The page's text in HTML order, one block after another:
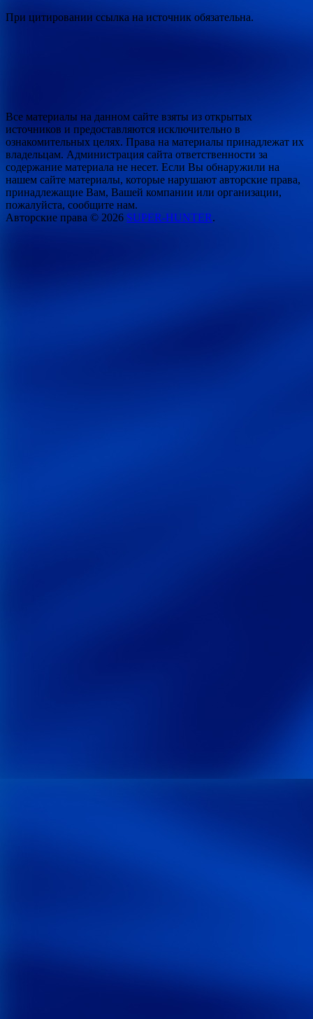
При цитировании ссылка на источник обязательна.
Все материалы на данном сайте взяты из открытых
источников и предоставляются исключительно в
ознакомительных целях. Права на материалы принадлежат их
владельцам. Администрация сайта ответственности за
содержание материала не несет. Если Вы обнаружили на
нашем сайте материалы, которые нарушают авторские права,
принадлежащие Вам, Вашей компании или организации,
пожалуйста, сообщите нам.
Авторские права © 2026 SUPER-HUNTER.